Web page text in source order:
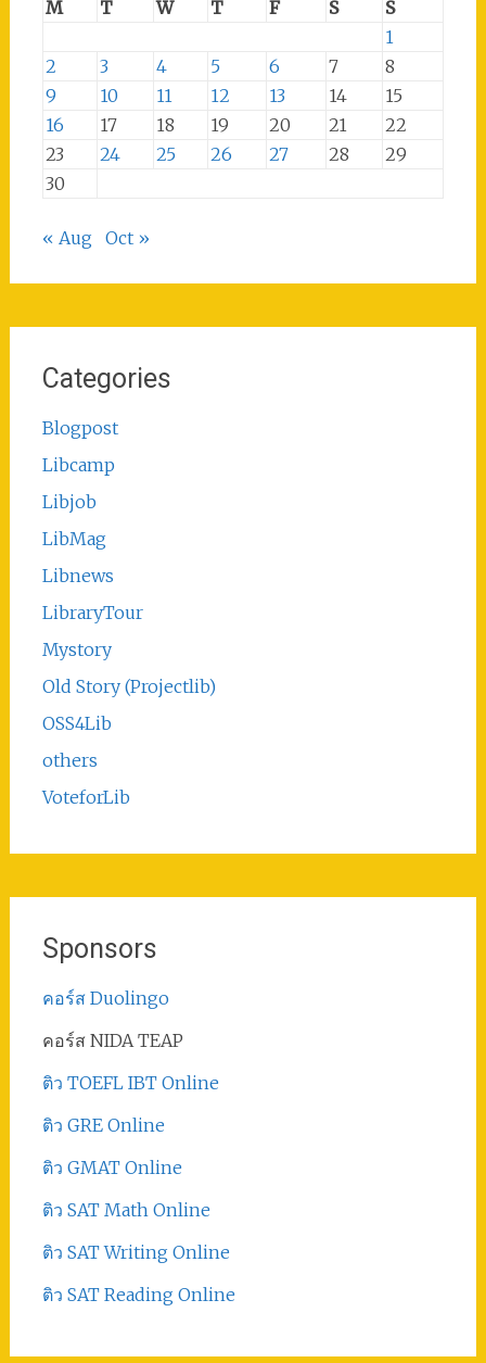
M
T W T F S
S
1
2
3 4 5 6 7
8
9
10 11 12 13 14
15
16
17 18 19 20 21
22
23
24 25 26 27 28
29
30
« Aug Oct »
Categories
Blogpost
Libcamp
Libjob
LibMag
Libnews
LibraryTour
Mystory
Old Story (Projectlib)
OSS4Lib
others
VoteforLib
Sponsors
คอร์ส Duolingo
คอร์ส NIDA TEAP
ติว TOEFL IBT Online
ติว GRE Online
ติว GMAT Online
ติว SAT Math Online
ติว SAT Writing Online
ติว SAT Reading Online